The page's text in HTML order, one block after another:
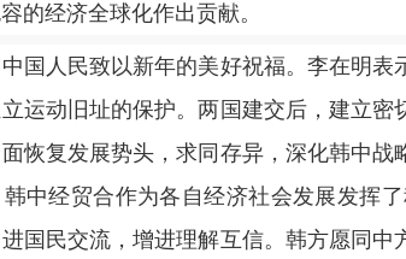
的经济全球化作出贡献。
人民致以新年的美好祝福。李在明表
运动旧址的保护。两国建交后，建立
恢复发展势头，求同存异，深化韩中
中经贸合作为各自经济社会发展发挥
国民交流，增进理解互信。韩方愿同